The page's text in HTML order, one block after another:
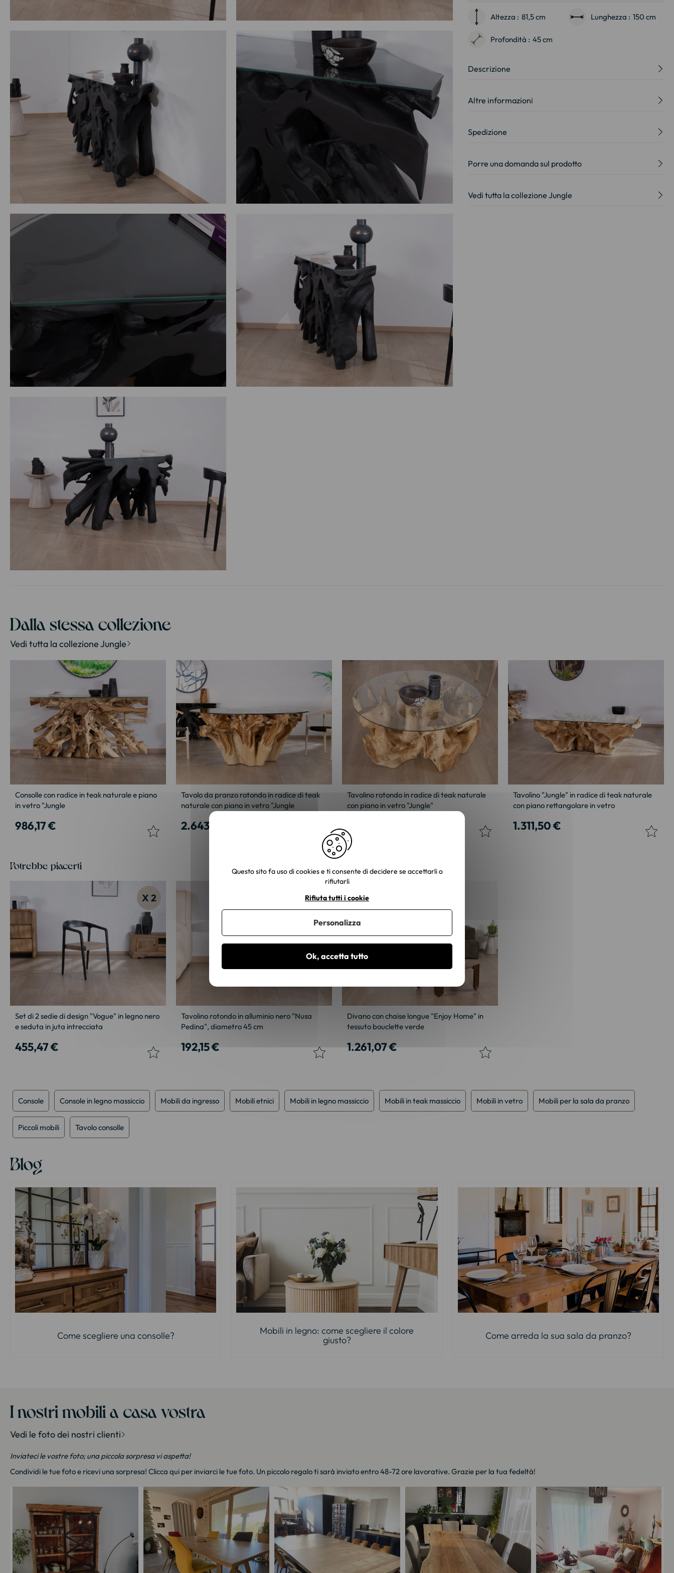
di
immagini
Altezza : 81,5 cm Lunghezza : 150 cm
Profondità : 45 cm
Descrizione
Altre informazioni
Spedizione
Porre una domanda sul prodotto
Vedi tutta la collezione Jungle
Dalla stessa collezione
Vedi tutta la collezione Jungle
Consolle con radice in teak naturale e piano
in vetro "Jungle
986,17 €
Tavolo da pranzo rotondo in radice di teak
naturale con piano in vetro "Jungle
2.643,33 €
Tavolino rotondo in radice di teak naturale
con piano in vetro "Jungle"
Tavolino "Jungle" in radice di teak naturale
con piano rettangolare in vetro
1.311,50 €
Potrebbe piacerti
X 2
Set di 2 sedie di design "Vogue" in legno nero
e seduta in juta intrecciata
455,47 €
Tavolino rotondo in alluminio nero "Nusa
Pedina", diametro 45 cm
192,15 €
Divano con chaise longue "Enjoy Home" in
tessuto bouclette verde
1.261,07 €
Console Console in legno massiccio Mobili da ingresso Mobili etnici Mobili in legno massiccio Mobili in teak massiccio Mobili in vetro Mobili per la sala da pranzo
Piccoli mobili Tavolo consolle
Blog
Come scegliere una consolle?
Mobili in legno: come scegliere il colore
giusto?
Come arreda la sua sala da pranzo?
I nostri mobili a casa vostra
Vedi le foto dei nostri clienti
Inviateci le vostre foto; una piccola sorpresa vi aspetta!
Condividi le tue foto e ricevi una sorpresa! Clicca qui per inviarci le tue foto. Un piccolo regalo ti sarà inviato entro 48-72 ore lavorative. Grazie per la tua fedeltà!
Questo sito fa uso di cookies e ti consente di decidere se accettarli o
rifiutarli
Ok, accetta tutto
Rifiuta tutti i cookie
Personalizza